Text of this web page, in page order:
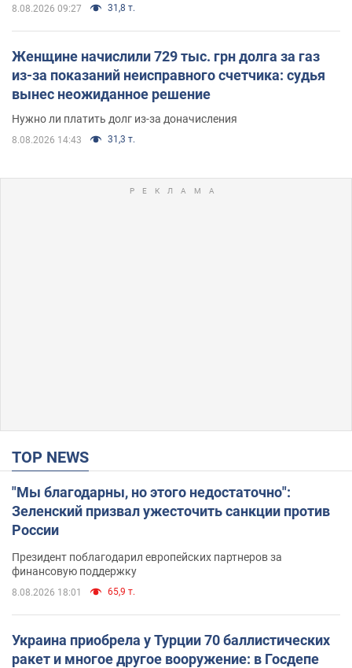
8.08.2026 09:27 31,8 т.
Женщине начислили 729 тыс. грн долга за газ
из-за показаний неисправного счетчика: судья
вынес неожиданное решение
Нужно ли платить долг из-за доначисления
8.08.2026 14:43 31,3 т.
TOP NEWS
"Мы благодарны, но этого недостаточно":
Зеленский призвал ужесточить санкции против
России
Президент поблагодарил европейских партнеров за
финансовую поддержку
8.08.2026 18:01 65,9 т.
Украина приобрела у Турции 70 баллистических
ракет и многое другое вооружение: в Госдепе